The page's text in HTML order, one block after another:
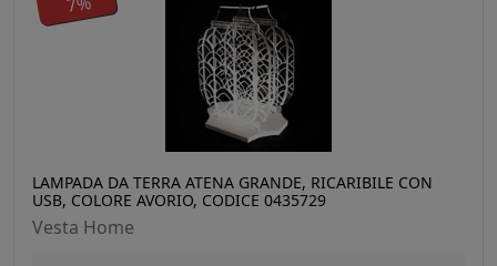
LAMPADA DA TERRA ATENA GRANDE, RICARIBILE CON
USB, COLORE AVORIO, CODICE 0435729
Vesta Home